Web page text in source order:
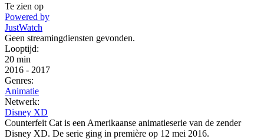
Te zien op
Powered by
JustWatch
Geen streamingdiensten gevonden.
Looptijd:
20 min
2016 - 2017
Genres:
Animatie
Netwerk:
Disney XD
Counterfeit Cat is een Amerikaanse animatieserie van de zender
Disney XD. De serie ging in première op 12 mei 2016.